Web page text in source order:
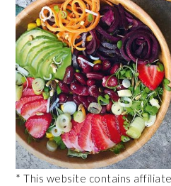
* This website contains